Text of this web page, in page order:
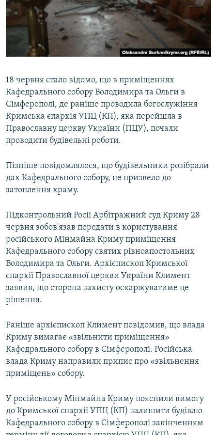
18 червня стало відомо, що в приміщеннях
Кафедрального собору Володимира та Ольги в
Сімферополі, де раніше проводила богослужіння
Кримська єпархія УПЦ (КП), яка перейшла в
Православну церкву України (ПЦУ), почали
проводити будівельні роботи.
Пізніше повідомлялося, що будівельники розібрали
дах Кафедрального собору, це призвело до
затоплення храму.
Підконтрольний Росії Арбітражний суд Криму 28
червня зобов'язав передати в користування
російського Мінмайна Криму приміщення
Кафедрального собору святих рівноапостольних
Володимира та Ольги. Архієпископ Кримської
єпархії Православної церкви України Климент
заявив, що сторона захисту оскаржуватиме це
рішення.
Раніше архієпископ Климент повідомив, що влада
Криму вимагає «звільнити приміщення»
Кафедрального собору в Сімферополі. Російська
влада Криму направили припис про «звільнення
приміщень» собору.
У російському Мінмайна Криму пояснили вимогу
до Кримської єпархії УПЦ (КП) залишити будівлю
Кафедрального собору в Сімферополі закінченням